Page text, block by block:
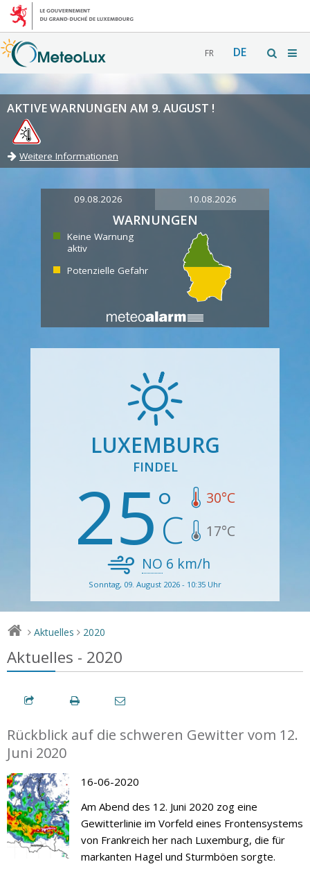
FR DE
AKTIVE WARNUNGEN AM 9. AUGUST !
Weitere Informationen
09.08.2026 10.08.2026
WARNUNGEN
Keine Warnung
aktiv
Potenzielle Gefahr
LUXEMBURG
FINDEL
25 30°C
17°C
NO 6 km/h
Sonntag, 09. August 2026 - 10:35 Uhr
> Aktuelles > 2020
Aktuelles - 2020
Rückblick auf die schweren Gewitter vom 12.
Juni 2020
16-06-2020
Am Abend des 12. Juni 2020 zog eine
Gewitterlinie im Vorfeld eines Frontensystems
von Frankreich her nach Luxemburg, die für
markanten Hagel und Sturmböen sorgte.